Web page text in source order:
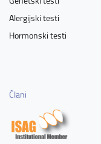
Alergijski testi
Hormonski testi
Člani